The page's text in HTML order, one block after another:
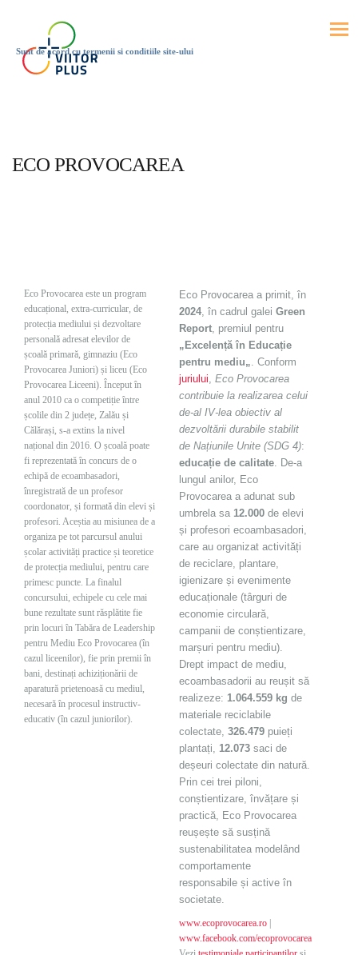
ECO PROVOCAREA
Eco Provocarea este un program
educațional, extra-curricular, de
protecția mediului și dezvoltare
personală adresat elevilor de
școală primară, gimnaziu (Eco
Provocarea Juniori) și liceu (Eco
Provocarea Liceeni). Început în
anul 2010 ca o competiție între
școlile din 2 județe, Zalău și
Călărași, s-a extins la nivel
național din 2016. O școală poate
fi reprezentată în concurs de o
echipă de ecoambasadori,
înregistrată de un profesor
coordonator, și formată din elevi și
profesori. Aceștia au misiunea de a
organiza pe tot parcursul anului
școlar activități practice și teoretice
de protecția mediului, pentru care
primesc puncte. La finalul
concursului, echipele cu cele mai
bune rezultate sunt răsplătite fie
prin locuri în Tabăra de Leadership
pentru Mediu Eco Provocarea (în
cazul liceenilor), fie prin premii în
bani, destinați achiziționării de
aparatură prietenoasă cu mediul,
necesară în procesul instructiv-
educativ (în cazul juniorilor).
Eco Provocarea a primit, în
2024, în cadrul galei Green
Report, premiul pentru
„Excelență în Educație
pentru mediu„. Conform
juriului, Eco Provocarea
contribuie la realizarea celui
de-al IV-lea obiectiv al
dezvoltării durabile stabilit
de Națiunile Unite (SDG 4):
educație de calitate. De-a
lungul anilor, Eco
Provocarea a adunat sub
umbrela sa 12.000 de elevi
și profesori ecoambasadori,
care au organizat activități
de reciclare, plantare,
igienizare și evenimente
educaționale (târguri de
economie circulară,
campanii de conștientizare,
marșuri pentru mediu).
Drept impact de mediu,
ecoambasadorii au reușit să
realizeze: 1.064.559 kg de
materiale reciclabile
colectate, 326.479 puieți
plantați, 12.073 saci de
deșeuri colectate din natură.
Prin cei trei piloni,
conștientizare, învățare și
practică, Eco Provocarea
reușește să susțină
sustenabilitatea modelând
comportamente
responsabile și active în
societate.
www.ecoprovocarea.ro
www.facebook.com/ecoprovocarea
Sunt de acord cu termenii si conditiile site-ului